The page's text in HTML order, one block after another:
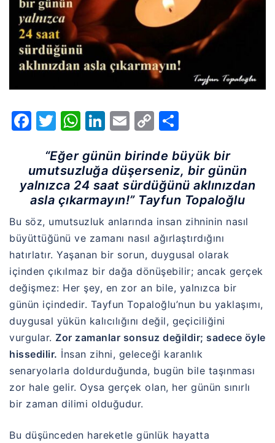
Facebook
Twitter
WhatsApp
LinkedIn
Email
Copy
“Eğer günün birinde büyük bir
umutsuzluğa düşerseniz, bir günün
yalnızca 24 saat sürdüğünü aklınızdan
asla çıkarmayın!” Tayfun Topaloğlu
Bu söz, umutsuzluk anlarında insan zihninin nasıl
büyüttüğünü ve zamanı nasıl ağırlaştırdığını
hatırlatır. Yaşanan bir sorun, duygusal olarak
içinden çıkılmaz bir dağa dönüşebilir; ancak gerçek
değişmez: Her şey, en zor an bile, yalnızca bir
günün içindedir. Tayfun Topaloğlu’nun bu yaklaşımı,
duygusal yükün kalıcılığını değil, geçiciliğini
vurgular. Zor zamanlar sonsuz değildir; sadece öyle
hissedilir. İnsan zihni, geleceği karanlık
senaryolarla doldurduğunda, bugün bile taşınması
zor hale gelir. Oysa gerçek olan, her günün sınırlı
bir zaman dilimi olduğudur.
Bu düşünceden hareketle günlük hayatta